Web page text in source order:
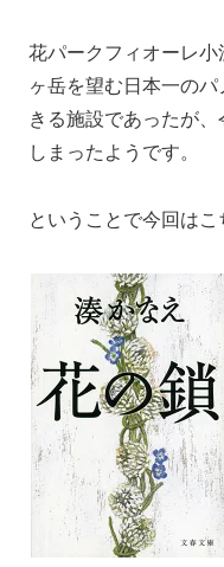
花パークフィオーレ
ヶ岳を望む日本一の
きる施設であったが
しまったようです。
ということで今回はこ